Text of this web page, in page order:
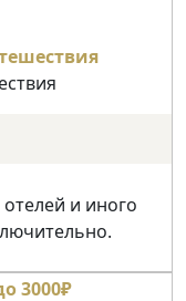
и иного